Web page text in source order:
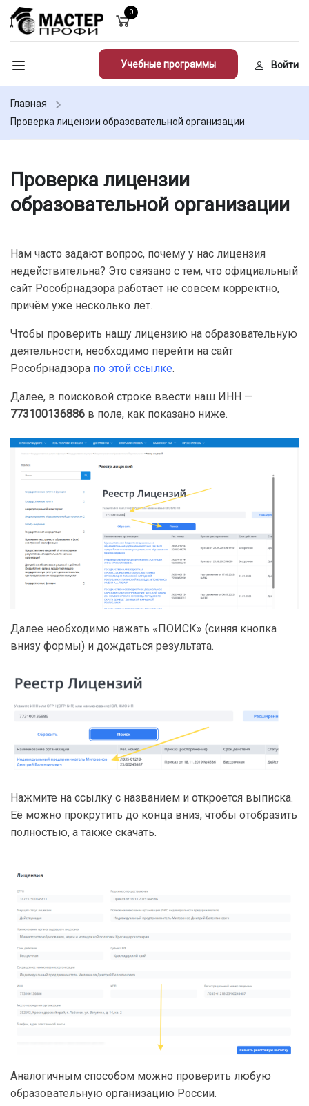
0
Учебные программы Войти
Главная
Проверка лицензии образовательной организации
Проверка лицензии
образовательной организации
Нам часто задают вопрос, почему у нас лицензия
недействительна? Это связано с тем, что официальный
сайт Рособрнадзора работает не совсем корректно,
причём уже несколько лет.
Чтобы проверить нашу лицензию на образовательную
деятельности, необходимо перейти на сайт
Рособрнадзора по этой ссылке.
Далее, в поисковой строке ввести наш ИНН —
773100136886 в поле, как показано ниже.
Далее необходимо нажать «ПОИСК» (синяя кнопка
внизу формы) и дождаться результата.
Нажмите на ссылку с названием и откроется выписка.
Её можно прокрутить до конца вниз, чтобы отобразить
полностью, а также скачать.
Аналогичным способом можно проверить любую
образовательную организацию России.